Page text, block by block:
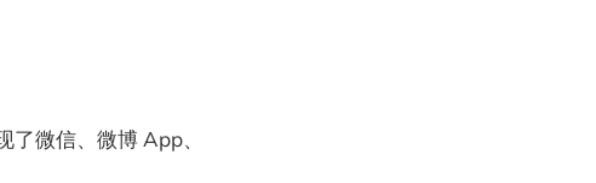
微信、微博 App、